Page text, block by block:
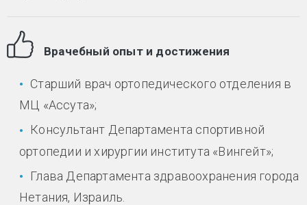
Врачебный опыт и достижения
Старший врач ортопедического отделения в
МЦ «Ассута»;
Консультант Департамента спортивной
ортопедии и хирургии института «Вингейт»;
Глава Департамента здравоохранения города
Нетания, Израиль.